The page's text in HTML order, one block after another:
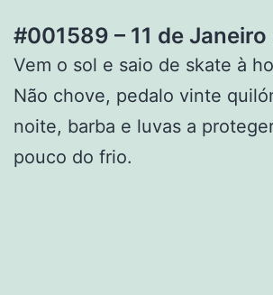
#001589 – 11 de
Vem o sol e saio de skate à
Não chove, pedalo vinte
noite, barba e luvas a
pouco do frio.